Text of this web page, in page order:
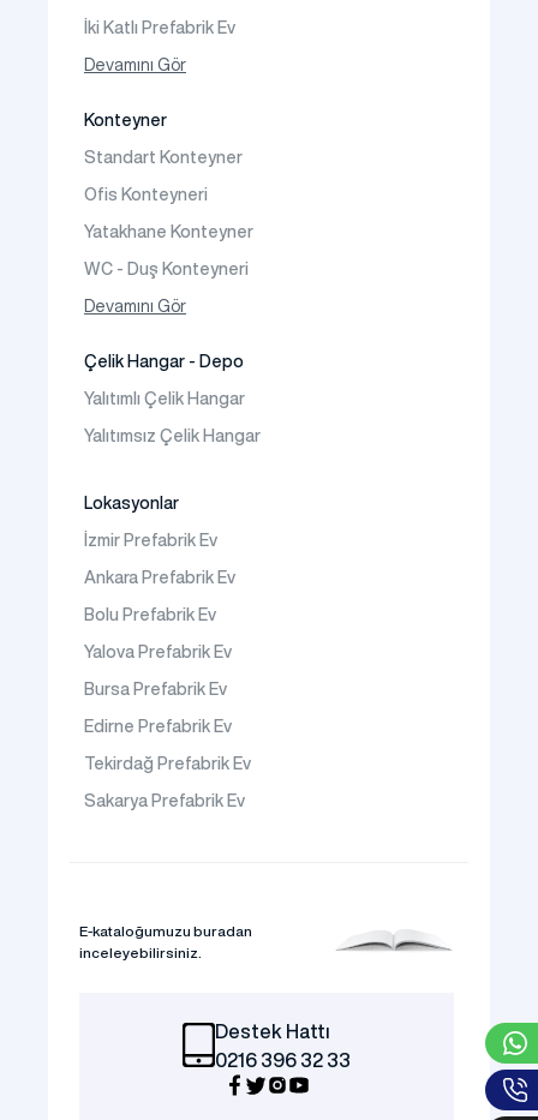
İki Katlı Prefabrik Ev
Tek Katlı Prefabrik Villa
Devamını Gör
Konteyner
Standart Konteyner
Ofis Konteyneri
Yatakhane Konteyner
WC - Duş Konteyneri
Konteyner Ev
Devamını Gör
Çelik Hangar - Depo
Yalıtımlı Çelik Hangar
Yalıtımsız Çelik Hangar
Lokasyonlar
İzmir Prefabrik Ev
Ankara Prefabrik Ev
Bolu Prefabrik Ev
Yalova Prefabrik Ev
Bursa Prefabrik Ev
Edirne Prefabrik Ev
Tekirdağ Prefabrik Ev
Sakarya Prefabrik Ev
E-kataloğumuzu buradan
inceleyebilirsiniz.
Destek Hattı
0216 396 32 33